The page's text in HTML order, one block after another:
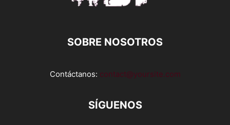
SOBRE NOSOTROS
Contáctanos: contact@yoursite.com
SÍGUENOS